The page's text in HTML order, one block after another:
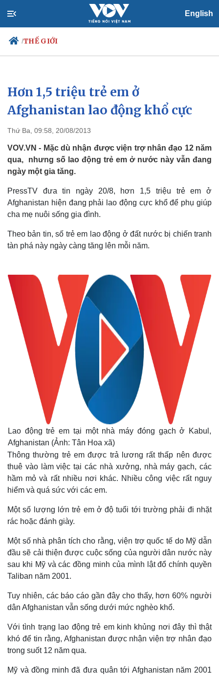
English
/THẾ GIỚI
Chính trị
Đảng
Tổ chức nhân sự
Nhận diện sự thật
Xã hội
Tin 24h
Dự báo thời tiết
Việc làm
Biển đảo
Hơn 1,5 triệu trẻ em ở
Afghanistan lao động khổ cực
Thứ Ba, 09:58, 20/08/2013
VOV.VN - Mặc dù nhận được viện trợ nhân đạo 12 năm
qua, nhưng số lao động trẻ em ở nước này vẫn đang
ngày một gia tăng.
PressTV đưa tin ngày 20/8, hơn 1,5 triệu trẻ em ở
Afghanistan hiện đang phải lao động cực khổ để phụ giúp
cha mẹ nuôi sống gia đình.
Theo bản tin, số trẻ em lao động ở đất nước bị chiến tranh
tàn phá này ngày càng tăng lên mỗi năm.
Lao động trẻ em tại một nhà máy đóng gạch ở Kabul,
Afghanistan (Ảnh: Tân Hoa xã)
Thông thường trẻ em được trả lương rất thấp nên được
thuê vào làm việc tại các nhà xưởng, nhà máy gạch, các
hầm mỏ và rất nhiều nơi khác. Nhiều công việc rất nguy
hiểm và quá sức với các em.
Một số lượng lớn trẻ em ở độ tuổi tới trường phải đi nhặt
rác hoặc đánh giày.
Một số nhà phân tích cho rằng, viện trợ quốc tế do Mỹ dẫn
đầu sẽ cải thiện được cuộc sống của người dân nước này
sau khi Mỹ và các đồng minh của mình lật đổ chính quyền
Taliban năm 2001.
Tuy nhiên, các báo cáo gần đây cho thấy, hơn 60% người
dân Afghanistan vẫn sống dưới mức nghèo khổ.
Với tình trạng lao động trẻ em kinh khủng nơi đây thì thật
khó để tin rằng, Afghanistan được nhận viện trợ nhân đạo
trong suốt 12 năm qua.
Mỹ và đồng minh đã đưa quân tới Afghanistan năm 2001